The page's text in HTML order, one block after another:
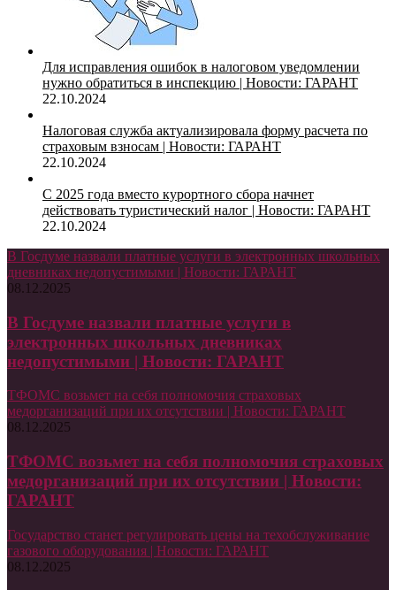
Для исправления ошибок в налоговом уведомлении
нужно обратиться в инспекцию | Новости: ГАРАНТ
22.10.2024
Налоговая служба актуализировала форму расчета по
страховым взносам | Новости: ГАРАНТ
22.10.2024
С 2025 года вместо курортного сбора начнет
действовать туристический налог | Новости: ГАРАНТ
22.10.2024
В Госдуме назвали платные услуги в электронных школьных
дневниках недопустимыми | Новости: ГАРАНТ
08.12.2025
В Госдуме назвали платные услуги в
электронных школьных дневниках
недопустимыми | Новости: ГАРАНТ
ТФОМС возьмет на себя полномочия страховых
медорганизаций при их отсутствии | Новости: ГАРАНТ
08.12.2025
ТФОМС возьмет на себя полномочия страховых
медорганизаций при их отсутствии | Новости:
ГАРАНТ
Государство станет регулировать цены на техобслуживание
газового оборудования | Новости: ГАРАНТ
08.12.2025